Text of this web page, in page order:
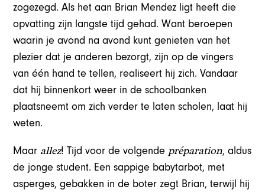
zogezegd. Als het aan Brian Mendez ligt heeft die
opvatting zijn langste tijd gehad. Want beroepen
waarin je avond na avond kunt genieten van het
plezier dat je anderen bezorgt, zijn op de vingers
van één hand te tellen, realiseert hij zich. Vandaar
dat hij binnenkort weer in de schoolbanken
plaatsneemt om zich verder te laten scholen, laat hij
weten.
Maar allez! Tijd voor de volgende préparation, aldus
de jonge student. Een sappige babytarbot, met
asperges, gebakken in de boter zegt Brian, terwijl hij